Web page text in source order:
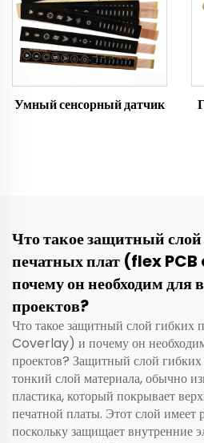
Умный сенсорный датчик
Что такое защитный
печатных плат (flex
почему он необходим
проектов?
Что такое защитный слой гибких
Coverlay) и почему он
проектов? Защитный слой
тонкий слой материала, обычно
пластика, который покрывает
печатной платы. Этот слой имеет
поскольку защищает внутренние